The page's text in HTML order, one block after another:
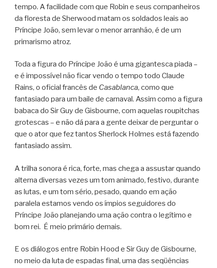
tempo. A facilidade com que Robin e seus companheiros
da floresta de Sherwood matam os soldados leais ao
Príncipe João, sem levar o menor arranhão, é de um
primarismo atroz.
Toda a figura do Príncipe João é uma gigantesca piada –
e é impossível não ficar vendo o tempo todo Claude
Rains, o oficial francês de Casablanca, como que
fantasiado para um baile de carnaval. Assim como a figura
babaca do Sir Guy de Gisbourne, com aquelas roupitchas
grotescas – e não dá para a gente deixar de perguntar o
que o ator que fez tantos Sherlock Holmes está fazendo
fantasiado assim.
A trilha sonora é rica, forte, mas chega a assustar quando
alterna diversas vezes um tom animado, festivo, durante
as lutas, e um tom sério, pesado, quando em ação
paralela estamos vendo os ímpios seguidores do
Príncipe João planejando uma ação contra o legítimo e
bom rei. É meio primário demais.
E os diálogos entre Robin Hood e Sir Guy de Gisbourne,
no meio da luta de espadas final, uma das seqüências